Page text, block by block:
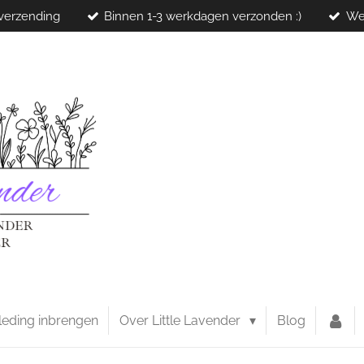
Binnen 1-3 werkdagen verzonden :)
inbrengen Over Little Lavender Blog